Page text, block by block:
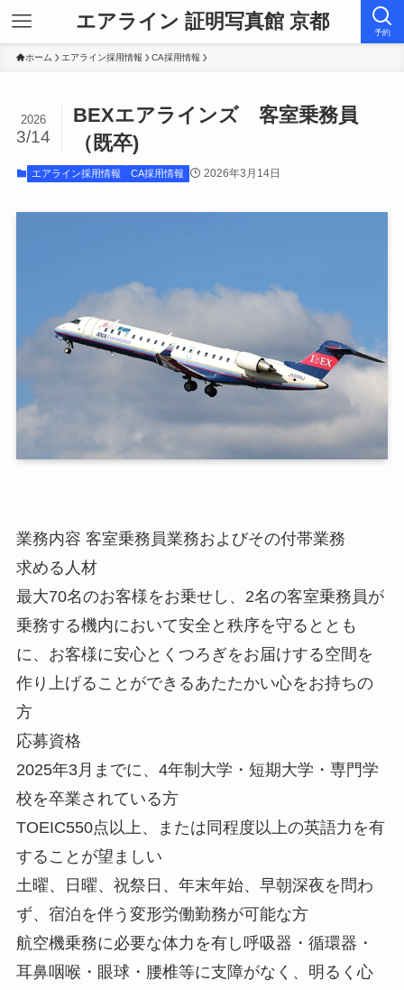
エアライン 証明写真館 京都 予約
ホーム エアライン採用情報 CA採用情報
BEXエアラインズ 客室乗務員
（既卒)
2026
3/14
エアライン採用情報 CA採用情報 2026年3月14日
業務内容 客室乗務員業務およびその付帯業務
求める人材
最大70名のお客様をお乗せし、2名の客室乗務員が
乗務する機内において安全と秩序を守るととも
に、お客様に安心とくつろぎをお届けする空間を
作り上げることができるあたたかい心をお持ちの
方
応募資格
2025年3月までに、4年制大学・短期大学・専門学
校を卒業されている方
TOEIC550点以上、または同程度以上の英語力を有
することが望ましい
土曜、日曜、祝祭日、年末年始、早朝深夜を問わ
ず、宿泊を伴う変形労働勤務が可能な方
航空機乗務に必要な体力を有し呼吸器・循環器・
耳鼻咽喉・眼球・腰椎等に支障がなく、明るく心